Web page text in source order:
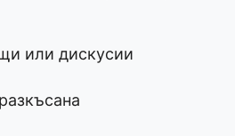
или дискусии